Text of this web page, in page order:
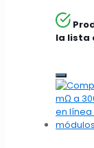
la lista